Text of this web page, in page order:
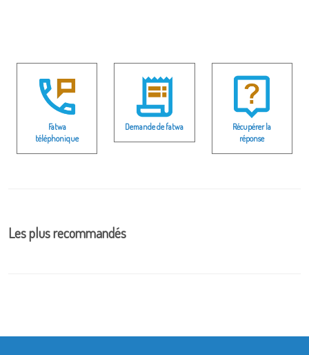
Fatwa
téléphonique
Demande de fatwa
Récupérer la
réponse
Les plus recommandés